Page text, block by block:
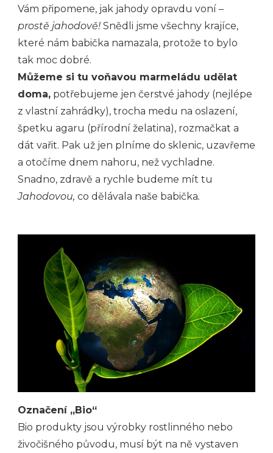
Vám připomene, jak jahody opravdu voní –
prostě jahodově! Snědli jsme všechny krajíce,
které nám babička namazala, protože to bylo
tak moc dobré.
Můžeme si tu voňavou marmeládu udělat
doma, potřebujeme jen čerstvé jahody (nejlépe
z vlastní zahrádky), trocha medu na oslazení,
špetku agaru (přírodní želatina), rozmačkat a
dát vařit. Pak už jen plníme do sklenic, uzavřeme
a otočíme dnem nahoru, než vychladne.
Snadno, zdravě a rychle budeme mít tu
Jahodovou, co dělávala naše babička.
Označení „Bio“
Bio produkty jsou výrobky rostlinného nebo
živočišného původu, musí být na ně vystaven